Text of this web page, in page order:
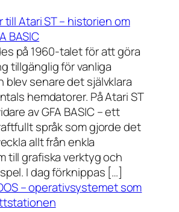
till Atari ST – historien om
BASIC
på 1960-talet för att göra
tillgänglig för vanliga
senare det självklara
hemdatorer. På Atari ST
av GFA BASIC – ett
språk som gjorde det
allt från enkla
till grafiska verktyg och
I dag förknippas […]
– operativsystemet som